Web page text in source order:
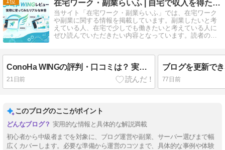
在宅ワーク・副業らいふ | 自宅で収入を得たい人のために
当サイト「在宅ワーク・副業らいふ」では、在宅ワーク
や副業に関する情報を掲載しています。副業したいと考
えている人、在宅で少しでも働きたいと考えている人に
ぜひ読んでいただきたい内容となっています。読者の方
ConoHa WINGの評判・口コミは？ 実際に使ってみた本音レビュー
21日前 77日前
このブログのここがポイント
実用的な情報と具体的な解説満載
初心者から中級者までを対象に、ブログ運営や副業、サーバー選びまで幅
広くカバーします。必要な準備から運営のコツまで、具体的な事例や体験